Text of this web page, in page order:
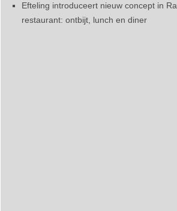
Efteling introduceert nieuw concept in
restaurant: ontbijt, lunch en diner